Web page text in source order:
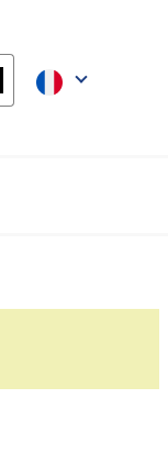
Recherche